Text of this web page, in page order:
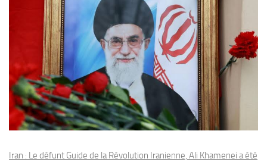
Iran : Le défunt Guide de la Révolution Iranienne, Ali Khamenei a été